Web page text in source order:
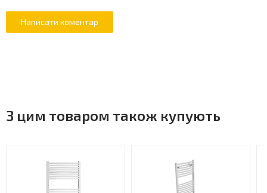
З цим товаром також купують